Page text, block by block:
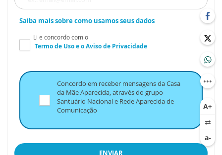
Saiba mais sobre como usamos seus dados
Li e concordo com o
Termo de Usoe oAviso de Privacidade
Concordo em receber mensagens da Casa
da Mãe Aparecida, através do grupo
Santuário Nacional e Rede Aparecida de
Comunicação
ENVIAR